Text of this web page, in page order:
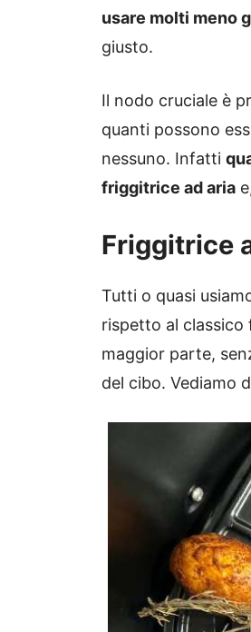
usare molti meno
giusto.
Il nodo cruciale è
quanti possono
nessuno. Infatti
friggitrice ad aria
Friggitrice
Tutti o quasi
rispetto al classico
maggior parte,
del cibo. Vediamo